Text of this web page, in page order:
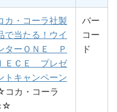
カ・コーラ社製
で当たる！ウイ
ターＯＮＥ Ｐ
ＩＥＣＥ プレゼ
トキャンペーン
カ・コーラ
バー
コー
ド